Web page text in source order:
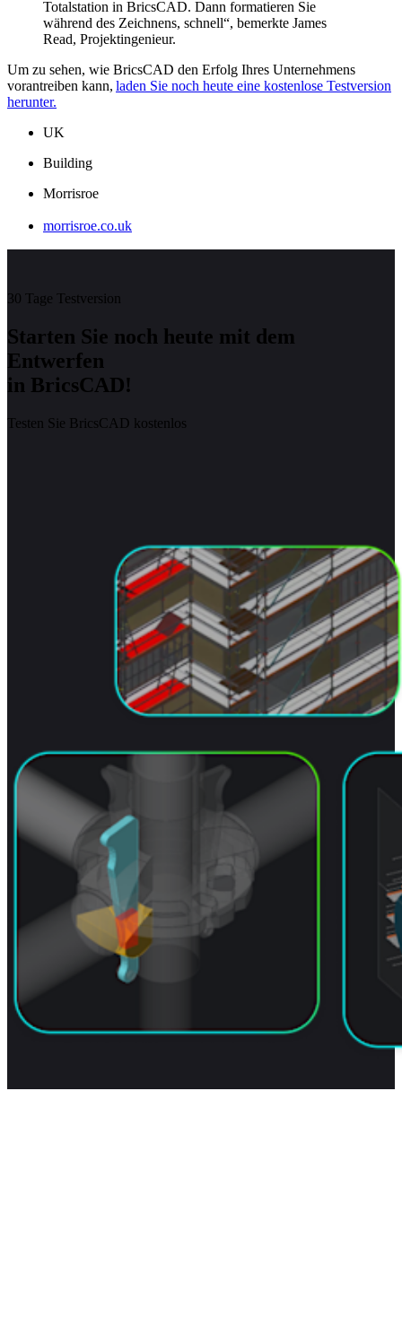
Totalstation in BricsCAD. Dann formatieren Sie
während des Zeichnens, schnell“, bemerkte James
Read, Projektingenieur.
Um zu sehen, wie BricsCAD den Erfolg Ihres Unternehmens
vorantreiben kann, laden Sie noch heute eine kostenlose Testversion
herunter.
UK
Building
Morrisroe
morrisroe.co.uk
30 Tage Testversion
Starten Sie noch heute mit dem
Entwerfen
in BricsCAD!
Testen Sie BricsCAD kostenlos